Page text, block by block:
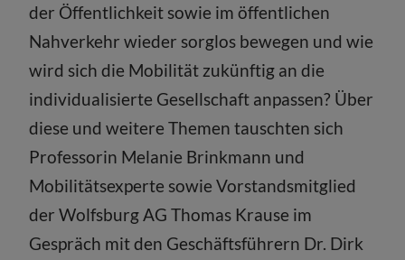
der Öffentlichkeit sowie im öffentlichen
Nahverkehr wieder sorglos bewegen und wie
wird sich die Mobilität zukünftig an die
individualisierte Gesellschaft anpassen? Über
diese und weitere Themen tauschten sich
Professorin Melanie Brinkmann und
Mobilitätsexperte sowie Vorstandsmitglied
der Wolfsburg AG Thomas Krause im
Gespräch mit den Geschäftsführern Dr. Dirk